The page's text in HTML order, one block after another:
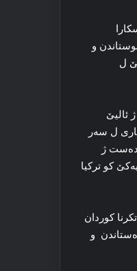
و
ل
ئالیێ
ل سه‌ر
ده‌ست ژ
كو ترکیا
کوردان
و